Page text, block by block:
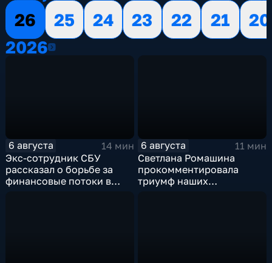
26
25 24 23 22 21
20
20262026
6 августа
14 мин
Экс-сотрудник СБУ
рассказал о борьбе за
финансовые потоки в
6 августа
11 мин
Светлана Ромашина
прокомментировала
триумф наших